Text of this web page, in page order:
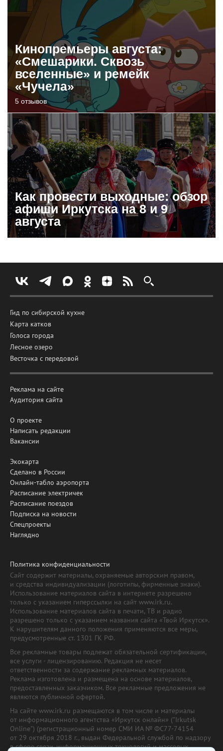
Кинопремьеры августа:
«Смешарики. Сквозь
вселенные» и ремейк
«Чучела»
5 отзывов
Как провести выходные: обзор
афиши Иркутска на 8 и 9
августа
Гид по сибирской кухне
Карта катков
Голоса города
Лесное озеро
Весточка с передовой
Реклама на сайте
Аудитория сайта
О проекте
Написать редакции
Вакансии
Экокарта
Сделано в России
Онлайн-табло аэропорта
Расписание электричек
Расписание поездов
Подписка на новости
Спецпроекты
Наглядно
Политика конфиденциальности
Сайт содержит материалы, охраняемые авторским правом,
и средства индивидуализации (логотипы, фирменные знаки).
Использование материалов сайта в интернете разрешено
только с указанием гиперссылки на сайт www.irk.ru.
Использование материалов сайта в печати, ТВ и радио
разрешено только с указанием названия сайта «Твой Иркутск».
К нарушителям данного положения применяются все меры,
предусмотренные ст. 1301 ГК РФ.
Все рекламные товары подлежат обязательной сертификации,
все услуги - лицензированию. Редакция не несет
ответственности за содержание рекламных материалов.
Реклама изготовлена и размещена на основе материалов,
предоставленных заказчиком. Все рекламные предложения не
являются публичной офертой.
На сайте www.irk.ru размещаются в том числе и материалы
от информационного агентства «Иркутск онлайн» ("Irkutsk
Online") (регистрационный номер СМИ ИА № ФС77-74154
от 29 октября 2018 г., выдан Федеральной службой по надзору
в сфере связи, информационных технологий и массовых